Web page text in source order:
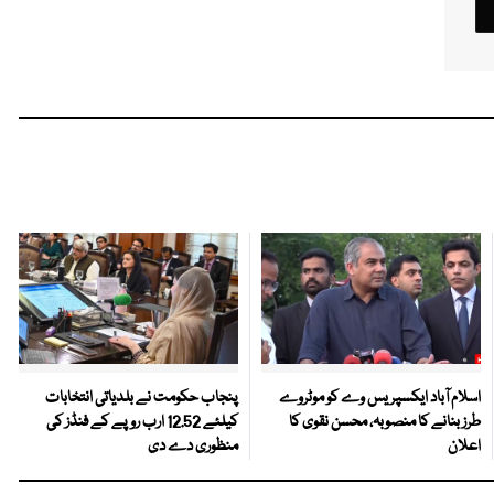
اسلام آباد ایکسپریس وے کو موٹروے
طرز بنانے کا منصوبہ، محسن نقوی کا
اعلان
پنجاب حکومت نے بلدیاتی انتخابات
کیلئے 12.52 ارب روپے کے فنڈز کی
منظوری دے دی